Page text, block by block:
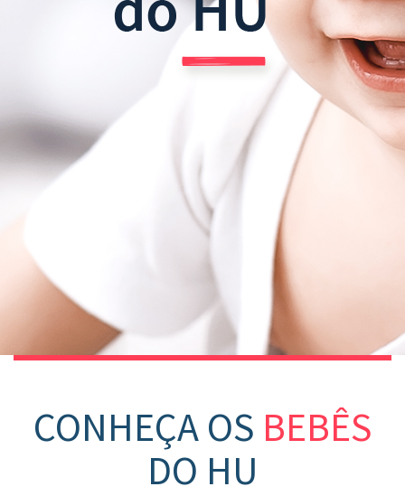
CONHEÇA OS BEBÊS
DO HU